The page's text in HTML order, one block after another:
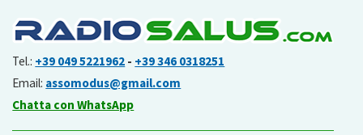
Tel.: +39 049 5221962 - +39 346 0318251
Email: assomodus@gmail.com
Chatta con WhatsApp